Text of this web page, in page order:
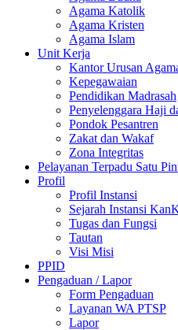
Agama Katolik
Agama Kristen
Agama Islam
Unit Kerja
Kantor Urusan
Kepegawaian
Pendidikan Madrasah
Penyelenggara Haji
Pondok Pesantren
Zakat dan Wakaf
Zona Integritas
Pelayanan Terpadu Satu
Profil
Profil Instansi
Sejarah Instansi
Tugas dan Fungsi
Tautan
Visi Misi
PPID
Pengaduan / Lapor
Form Pengaduan
Layanan WA PTSP
Lapor